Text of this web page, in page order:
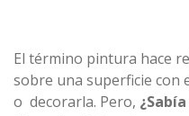
El término pintura hace
sobre una superficie con
o decorarla. Pero,